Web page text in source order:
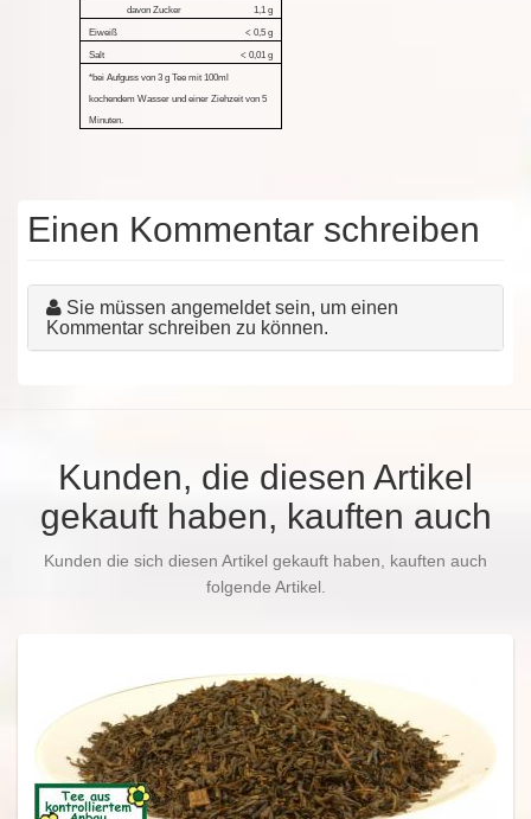
davon Zucker 1,1 g
Eiweiß < 0,5 g
Salt < 0,01 g
*bei Aufguss von 3 g Tee mit 100ml
kochendem Wasser und einerZiehzeit von 5
Minuten.
Einen Kommentar schreiben
Sie müssen angemeldet sein, um einen
Kommentar schreiben zu können.
Kunden, die diesen Artikel
gekauft haben, kauften auch
Kunden die sich diesen Artikel gekauft haben, kauften auch
folgende Artikel.